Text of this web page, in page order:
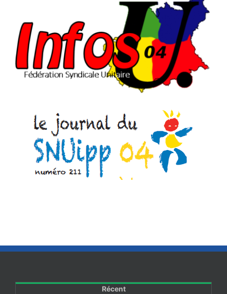
CONTACT
#ACTIONS
#VOS ÉLUES
#FORMATION
#COMMUNIQUÉS
#MÉDIAS
#DÉBATS
#PRESSE
#ARCHIVES
Récent